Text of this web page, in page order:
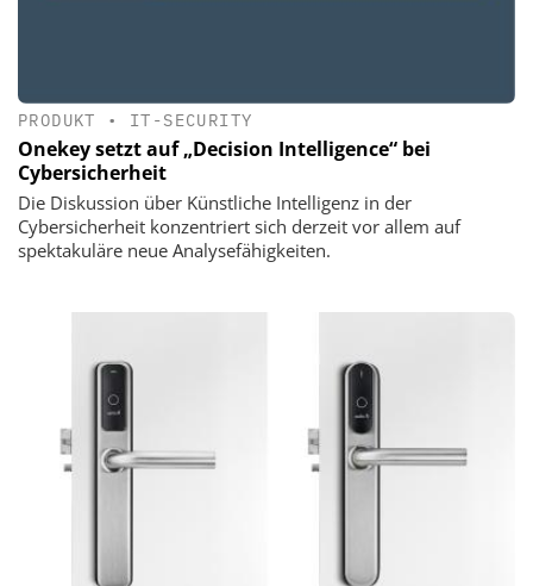
PRODUKT • IT-SECURITY
Onekey setzt auf „Decision Intelligence“ bei
Cybersicherheit
Die Diskussion über Künstliche Intelligenz in der
Cybersicherheit konzentriert sich derzeit vor allem auf
spektakuläre neue Analysefähigkeiten.